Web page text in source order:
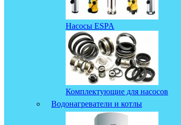
Насосы ESPA
Комплектующие для насосов
Водонагреватели и котлы